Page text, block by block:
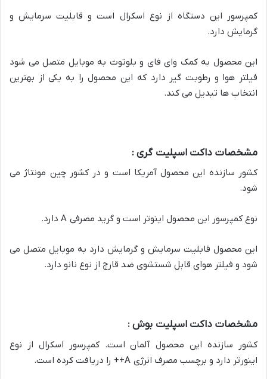
کمپرسور این دستگاه از نوع اسکرال است و قابلیت سرمایش و
گرمایش دارد.
این محصول به کمک وای فای و بلوتوث به موبایل متصل می شود
فیلتر هوا و رطوبت گیر دارد که این محصول را به یکی از بهترین
انتخاب ها تبدیل می کند.
مشخصات داکت اسپلیت گری :
کشور سازنده این محصول آمریکا است و در کشور چین مونتاژ می
شود.
نوع کمپرسور این محصول اینوتر است و گرید مصرفی A دارد.
این محصول قابلیت سرمایش و گرمایش دارد به موبایل متصل می
شود و فیلتر هوای قابل شستشوی ضد قارچ از نوع نانو دارد.
مشخصات داکت اسپلیت بوش :
کشور سازنده این محصول آلمان است. کمپرسور اسکرال از نوع
اینورتر دارد و برچسب مصرف انرژی A++ را دریافت کرده است.